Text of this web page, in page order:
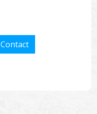
Contact